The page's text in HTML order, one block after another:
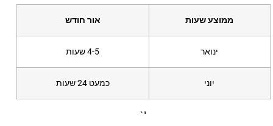
ממוצע שעות אור חודש
ינואר 4-5 שעות
יוני כמעט 24 שעות
"`